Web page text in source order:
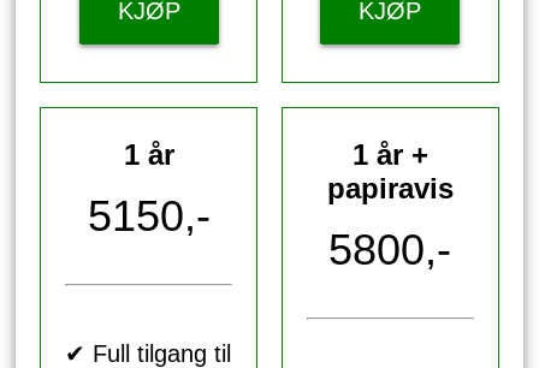
KJØP KJØP
1 år
5150,-
✔ Full tilgang til
1 år +
papiravis
5800,-